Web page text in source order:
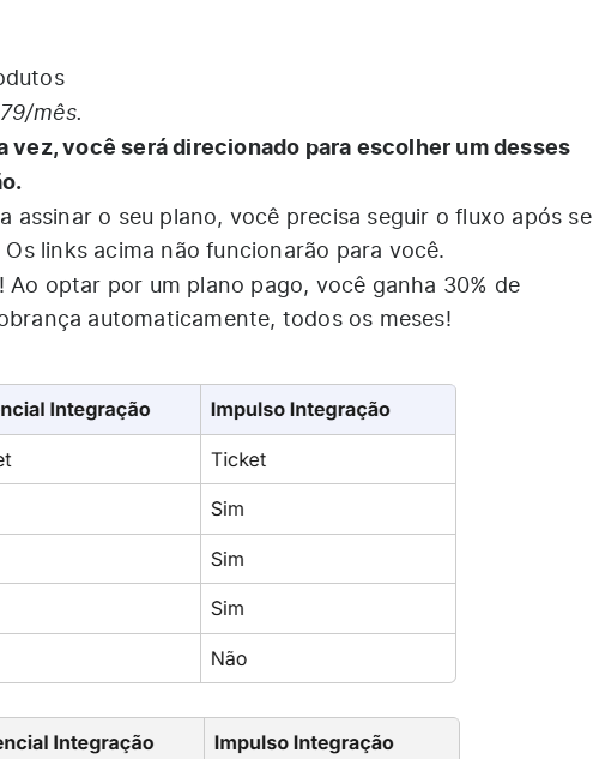
mês.
vez, você será direcionado para escolher um desses
assinar o seu plano, você precisa seguir o fluxo após se
links acima não funcionarão para você.
! Ao optar por um plano pago, você ganha 30% de
automaticamente, todos os meses!